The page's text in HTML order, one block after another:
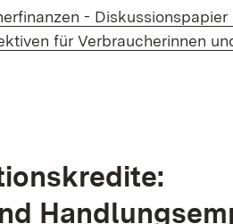
- Diskussionspapier
für Verbraucherinnen